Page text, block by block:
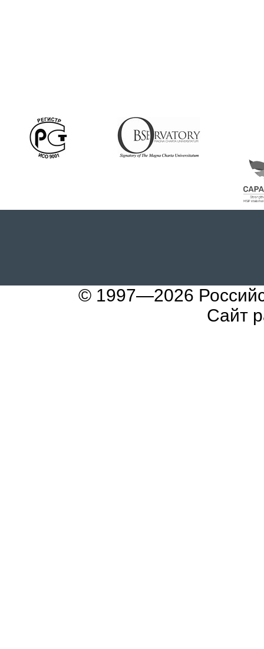
© 1997—2026
Сайт